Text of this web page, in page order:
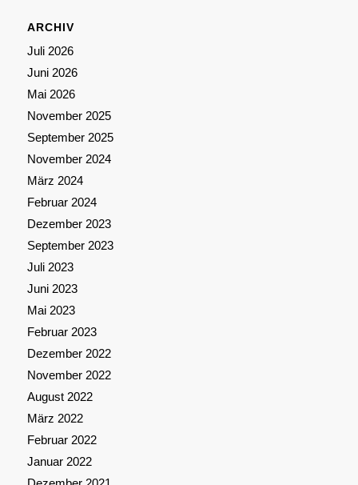
ARCHIV
Juli 2026
Juni 2026
Mai 2026
November 2025
September 2025
November 2024
März 2024
Februar 2024
Dezember 2023
September 2023
Juli 2023
Juni 2023
Mai 2023
Februar 2023
Dezember 2022
November 2022
August 2022
März 2022
Februar 2022
Januar 2022